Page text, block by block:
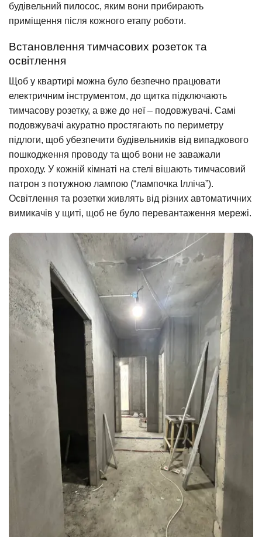
будівельний пилосос, яким вони прибирають
приміщення після кожного етапу роботи.
Встановлення тимчасових розеток та
освітлення
Щоб у квартирі можна було безпечно працювати
електричним інструментом, до щитка підключають
тимчасову розетку, а вже до неї – подовжувачі. Самі
подовжувачі акуратно простягають по периметру
підлоги, щоб убезпечити будівельників від випадкового
пошкодження проводу та щоб вони не заважали
проходу. У кожній кімнаті на стелі вішають тимчасовий
патрон з потужною лампою (“лампочка Ілліча”).
Освітлення та розетки живлять від різних автоматичних
вимикачів у щиті, щоб не було перевантаження мережі.